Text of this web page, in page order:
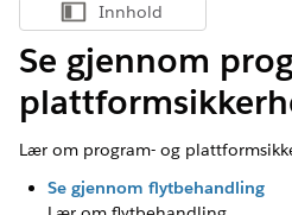
Vis innholdsfortegnelse
Innhold
Se gjennom
Lær om program- og
Se gjennom flytbehandling